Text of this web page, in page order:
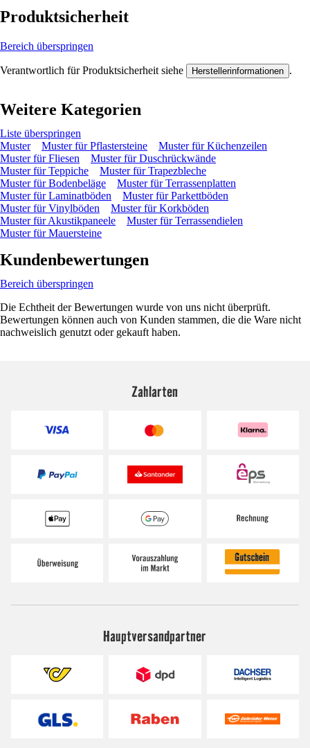
Produktsicherheit
Bereich überspringen
Verantwortlich für Produktsicherheit siehe Herstellerinformationen .
Weitere Kategorien
Liste überspringen
Muster
Muster für Pflastersteine
Muster für Küchenzeilen
Muster für Fliesen
Muster für Duschrückwände
Muster für Teppiche
Muster für Trapezbleche
Muster für Bodenbeläge
Muster für Terrassenplatten
Muster für Laminatböden
Muster für Parkettböden
Muster für Vinylböden
Muster für Korkböden
Muster für Akustikpaneele
Muster für Terrassendielen
Muster für Mauersteine
Kundenbewertungen
Bereich überspringen
Die Echtheit der Bewertungen wurde von uns nicht überprüft.
Bewertungen können auch von Kunden stammen, die die Ware nicht
nachweislich genutzt oder gekauft haben.
Zahlarten
Hauptversandpartner